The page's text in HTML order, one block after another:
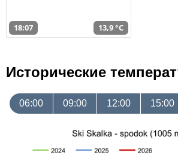
18:07 13,9 °C
Исторические
06:00 09:00 12:00 15:00